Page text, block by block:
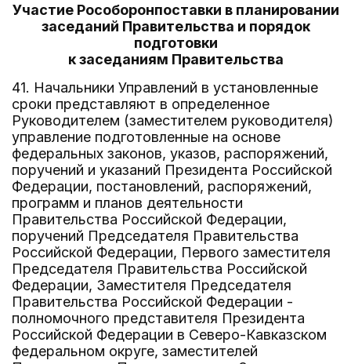
Участие Рособоронпоставки в планировании
заседаний Правительства и порядок
подготовки
к заседаниям Правительства
41. Начальники Управлений в установленные
сроки представляют в определенное
Руководителем (заместителем руководителя)
управление подготовленные на основе
федеральных законов, указов, распоряжений,
поручений и указаний Президента Российской
Федерации, постановлений, распоряжений,
программ и планов деятельности
Правительства Российской Федерации,
поручений Председателя Правительства
Российской Федерации, Первого заместителя
Председателя Правительства Российской
Федерации, Заместителя Председателя
Правительства Российской Федерации -
полномочного представителя Президента
Российской Федерации в Северо-Кавказском
федеральном округе, заместителей